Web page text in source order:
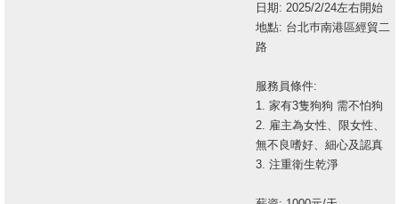
日期: 2025/2/24左右開始
地點: 台北巿南港區經貿二
路
服務員條件:
1. 家有3隻狗狗 需不怕狗
2. 雇主為女性、限女性、
無不良嗜好、細心及認真
3. 注重衛生乾淨